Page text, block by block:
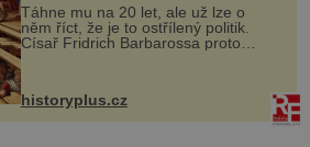
Táhne mu na 20 let, ale už lze o
něm říct, že je to ostřílený politik.
Císař Fridrich Barbarossa proto
posílá svého syna a dědice Jindřicha
VI. do Erfurtu, aby se stal
prostředníkem při řešení sporu m...
historyplus.cz